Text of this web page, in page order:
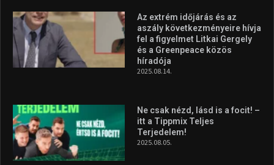
Az extrém időjárás és az
aszály következményeire hívja
fel a figyelmet Litkai Gergely
és a Greenpeace közös
híradója
2025.08.14.
Ne csak nézd, lásd is a focit! –
itt a Tippmix Teljes
Terjedelem!
2025.08.05.